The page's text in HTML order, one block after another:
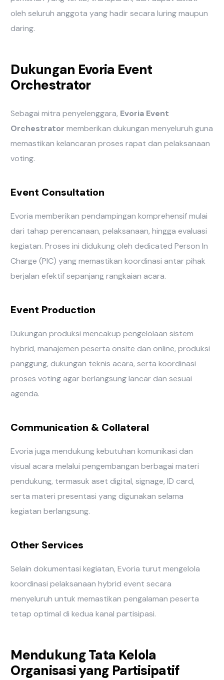
oleh seluruh anggota yang hadir secara luring maupun
daring.
Dukungan Evoria Event
Orchestrator
Sebagai mitra penyelenggara, Evoria Event
Orchestrator memberikan dukungan menyeluruh guna
memastikan kelancaran proses rapat dan pelaksanaan
voting.
Event Consultation
Evoria memberikan pendampingan komprehensif mulai
dari tahap perencanaan, pelaksanaan, hingga evaluasi
kegiatan. Proses ini didukung oleh dedicated Person In
Charge (PIC) yang memastikan koordinasi antar pihak
berjalan efektif sepanjang rangkaian acara.
Event Production
Dukungan produksi mencakup pengelolaan sistem
hybrid, manajemen peserta onsite dan online, produksi
panggung, dukungan teknis acara, serta koordinasi
proses voting agar berlangsung lancar dan sesuai
agenda.
Communication & Collateral
Evoria juga mendukung kebutuhan komunikasi dan
visual acara melalui pengembangan berbagai materi
pendukung, termasuk aset digital, signage, ID card,
serta materi presentasi yang digunakan selama
kegiatan berlangsung.
Other Services
Selain dokumentasi kegiatan, Evoria turut mengelola
koordinasi pelaksanaan hybrid event secara
menyeluruh untuk memastikan pengalaman peserta
tetap optimal di kedua kanal partisipasi.
Mendukung Tata Kelola
Organisasi yang Partisipatif